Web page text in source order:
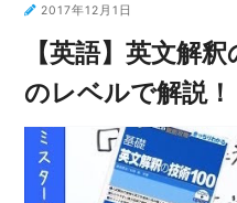
2017年12月1日
【英語】英文解
のレベルで解説！